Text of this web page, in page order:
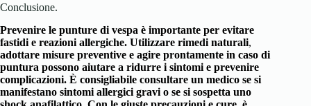
Conclusione.
Prevenire le punture di vespa è importante per evitare
fastidi e reazioni allergiche. Utilizzare rimedi naturali,
adottare misure preventive e agire prontamente in caso di
puntura possono aiutare a ridurre i sintomi e prevenire
complicazioni. È consigliabile consultare un medico se si
manifestano sintomi allergici gravi o se si sospetta uno